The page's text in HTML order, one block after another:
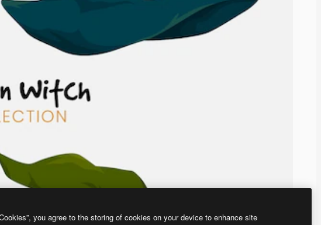
you agree to the storing of cookies on your device to enhance site